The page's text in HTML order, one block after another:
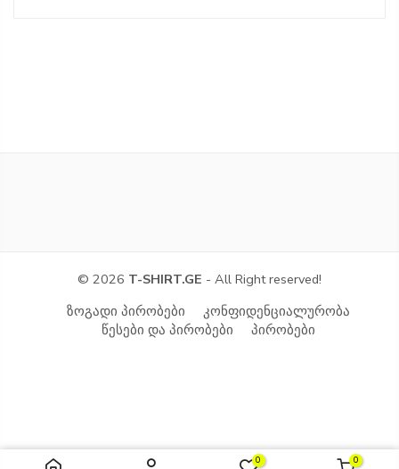
© 2026 T-SHIRT.GE - All Right reserved!
ზოგადი პირობები
კონფიდენციალურობა
წესები და პირობები
პირობები
0 0